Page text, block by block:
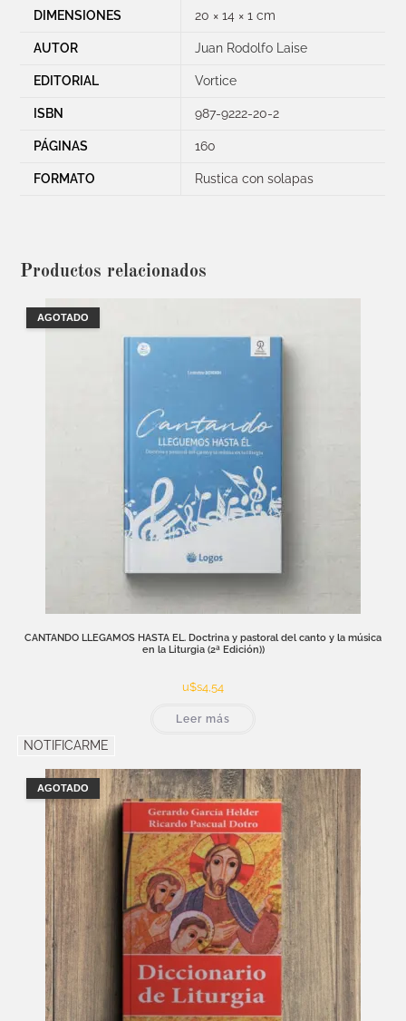
DIMENSIONES 20 × 14 × 1 cm
AUTOR Juan Rodolfo Laise
EDITORIAL Vortice
ISBN 987-9222-20-2
PÁGINAS 160
FORMATO Rustica con solapas
Productos relacionados
AGOTADO
CANTANDO LLEGAMOS HASTA EL. Doctrina y pastoral del canto y la música
en la Liturgia (2ª Edición))
u$s4,54
Leer más
NOTIFICARME
AGOTADO